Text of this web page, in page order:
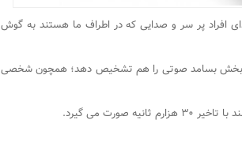
افراد پر سر و صدایی که در اطراف ما هستند به گوش
بخش بسامد صوتی را هم تشخیص دهد؛ همچون شخصی
می گیرد.